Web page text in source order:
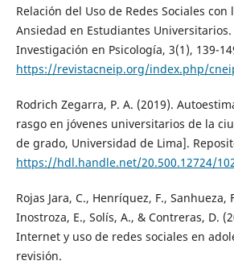
Relación del Uso de Redes Sociales
Ansiedad en Estudiantes Universitarios.
Investigación en Psicología, 3(1), 139-
https://revistacneip.org/index.php/
Rodrich Zegarra, P. A. (2019).
rasgo en jóvenes universitarios de la
de grado, Universidad de Lima].
https://hdl.handle.net/20.500.12724/
Rojas Jara, C., Henríquez, F., Sanhueza,
Inostroza, E., Solís, A., & Contreras, D.
Internet y uso de redes sociales en
revisión.